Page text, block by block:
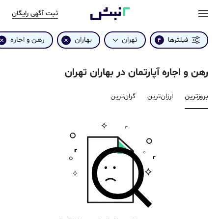
ثبت آگهی رایگان
فیلترها 4 تهران بهاران رهن و اجاره
رهن و اجاره آپارتمان در بهاران تهران
بروزترین‌ ارزان‌ترین گران‌ترین